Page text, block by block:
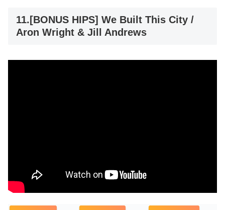
11.[BONUS HIPS] We Built This City /
Aron Wright & Jill Andrews